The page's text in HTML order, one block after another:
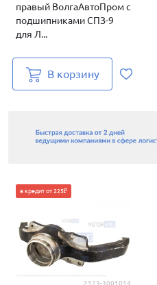
правый ВолгаАвтоПром с
подшипниками СПЗ-9
для Л...
В корзину
2123-3001014
в кредит от 225₽